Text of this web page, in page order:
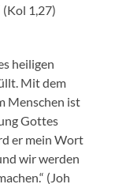
(Kol 1,27)
heiligen
Mit dem
Menschen ist
Gottes
er mein Wort
wir werden
(Joh